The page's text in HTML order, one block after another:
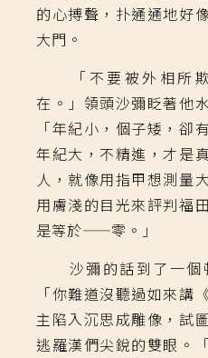
的心搏聲，扑通通地好
大門。
「不要被外相所欺
在。」領頭沙彌眨著他
「年紀小，個子矮，卻
年紀大，不精進，才是
人，就像用指甲想測量
用膚淺的目光來評判福
是等於——零。」
沙彌的話到了一個
「你難道沒聽過如來講
主陷入沉思成雕像，試
逃羅漢們尖銳的雙眼。